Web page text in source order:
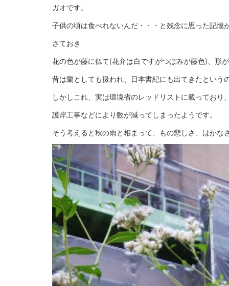
ガオです。
子供の頃は食べれないんだ・・・と残念に思った記憶
さておき
花の色が藤に似て(花弁は白ですがつぼみが藤色)、形
昔は蘭としても扱われ、日本書紀にも出てきたという
しかしこれ、実は環境省のレッドリストに載ってお
護岸工事などにより数が減ってしまったようです。
そう考えると秋の雨と相まって、もの悲しさ、はかな